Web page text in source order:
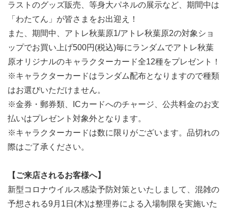
ラストのグッズ販売、等身大パネルの展示など、期間中は
「わたてん」が皆さまをお出迎え！
また、期間中、アトレ秋葉原1/アトレ秋葉原2の対象ショ
ップでお買い上げ500円(税込)毎にランダムでアトレ秋葉
原オリジナルのキャラクターカード全12種をプレゼント！
※キャラクターカードはランダム配布となりますので種類
はお選びいただけません。
※金券・郵券類、ICカードへのチャージ、公共料金のお支
払いはプレゼント対象外となります。
※キャラクターカードは数に限りがございます。品切れの
際はご了承ください。
【ご来店されるお客様へ】
新型コロナウイルス感染予防対策といたしまして、混雑の
予想される9月1日(木)は整理券による入場制限を実施いた